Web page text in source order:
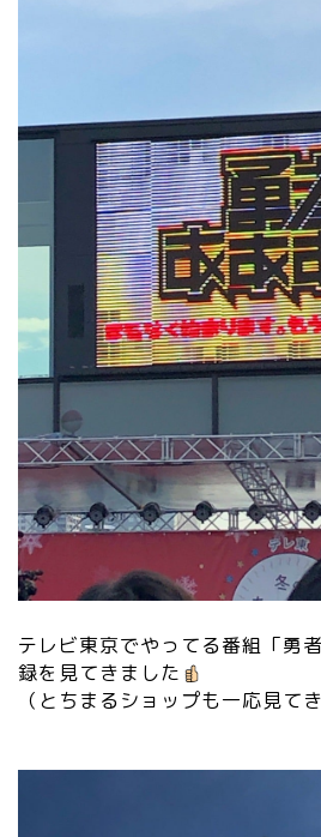
テレビ東京でやってる番組「勇
録を見てきました
（とちまるショップも一応見て